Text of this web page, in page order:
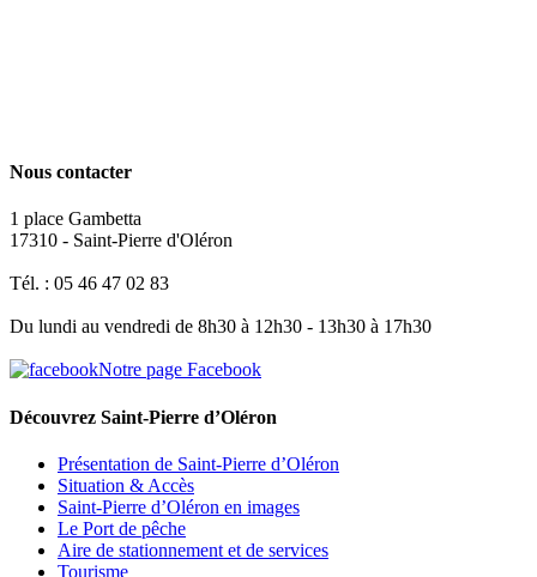
Nous contacter
1 place Gambetta
17310 - Saint-Pierre d'Oléron
Tél. : 05 46 47 02 83
Du lundi au vendredi de 8h30 à 12h30 - 13h30 à 17h30
Notre page Facebook
Découvrez Saint-Pierre d’Oléron
Présentation de Saint-Pierre d’Oléron
Situation & Accès
Saint-Pierre d’Oléron en images
Le Port de pêche
Aire de stationnement et de services
Tourisme